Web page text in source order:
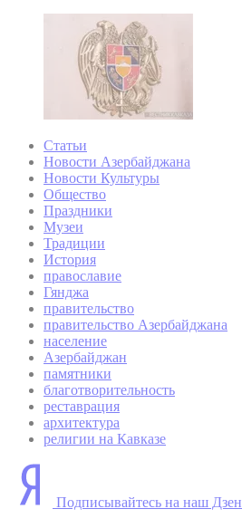
Статьи
Новости Азербайджана
Новости Культуры
Общество
Праздники
Музеи
Традиции
История
православие
Гянджа
правительство
правительство Азербайджана
население
Азербайджан
памятники
благотворительность
реставрация
архитектура
религии на Кавказе
Подписывайтесь на наш